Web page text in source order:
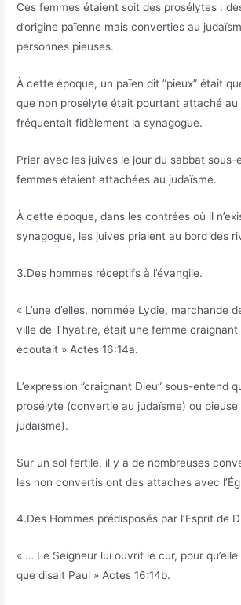
Ces femmes étaient soit des prosélytes :
d’origine païenne mais converties au
personnes pieuses.
À cette époque, un païen dit ”pieux” était
que non prosélyte était pourtant attaché au
fréquentait fidèlement la synagogue.
Prier avec les juives le jour du sabbat sous-
femmes étaient attachées au judaïsme.
À cette époque, dans les contrées où il
synagogue, les juives priaient au bord des
3.Des hommes réceptifs à l’évangile.
« L’une d’elles, nommée Lydie, marchande
ville de Thyatire, était une femme craignant
écoutait » Actes 16:14a.
L’expression ”craignant Dieu” sous-entend
prosélyte (convertie au judaïsme) ou
judaïsme).
Sur un sol fertile, il y a de nombreuses
les non convertis ont des attaches avec
4.Des Hommes prédisposés par l’Esprit de
« … Le Seigneur lui ouvrit le cur, pour
que disait Paul » Actes 16:14b.